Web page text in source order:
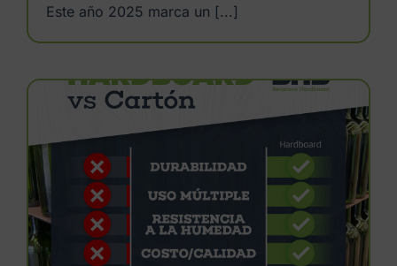
Este año 2025 marca un [...]